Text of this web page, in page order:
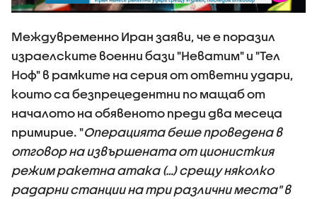
Междувременно Иран заяви, че е поразил
израелските военни бази "Неватим" и "Тел
Ноф" в рамките на серия от ответни удари,
които са безпрецедентни по мащаб от
началото на обявеното преди два месеца
примирие. "Операцията беше проведена в
отговор на извършената от ционисткия
режим ракетна атака (…) срещу няколко
радарни станции на три различни места" в